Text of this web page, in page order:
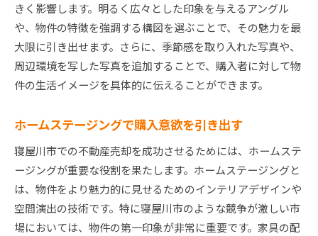
きく影響します。明るく広々とした印象を与えるアングル
や、物件の特徴を強調する構図を選ぶことで、その魅力を最
大限に引き出せます。さらに、季節感を取り入れた写真や、
周辺環境を写した写真を追加することで、購入者に対して物
件の生活イメージを具体的に伝えることができます。
ホームステージングで購入意欲を引き出す
寝屋川市での不動産売却を成功させるためには、ホームステ
ージングが重要な役割を果たします。ホームステージングと
は、物件をより魅力的に見せるためのインテリアデザインや
空間演出の技術です。特に寝屋川市のような競争が激しい市
場においては、物件の第一印象が非常に重要です。家具の配